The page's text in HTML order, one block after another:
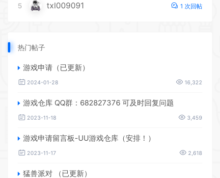
5 txl009091 1 次回帖
热门帖子
游戏申请（已更新）
2024-01-28 16,322
游戏仓库 QQ群：682827376 可及时回复问题
2023-11-18 3,459
游戏申请留言板-UU游戏仓库（安排！）
2023-11-17 2,618
猛兽派对 （已更新）